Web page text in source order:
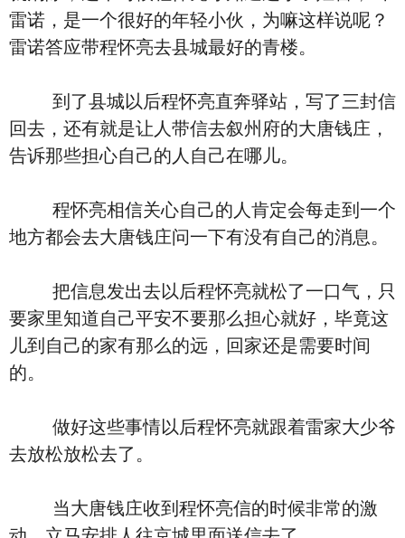
雷诺，是一个很好的年轻小伙，为嘛这样说呢？
雷诺答应带程怀亮去县城最好的青楼。
到了县城以后程怀亮直奔驿站，写了三封信
回去，还有就是让人带信去叙州府的大唐钱庄，
告诉那些担心自己的人自己在哪儿。
程怀亮相信关心自己的人肯定会每走到一个
地方都会去大唐钱庄问一下有没有自己的消息。
把信息发出去以后程怀亮就松了一口气，只
要家里知道自己平安不要那么担心就好，毕竟这
儿到自己的家有那么的远，回家还是需要时间
的。
做好这些事情以后程怀亮就跟着雷家大少爷
去放松放松去了。
当大唐钱庄收到程怀亮信的时候非常的激